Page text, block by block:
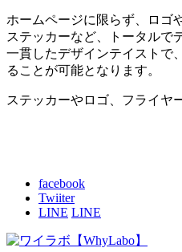
ホームページに限らず、ロゴ
ステッカーなど、トータルで
一貫したデザインテイストで
ることが可能となります。
ステッカーやロゴ、フライヤ
facebook
Twiiter
LINE LINE